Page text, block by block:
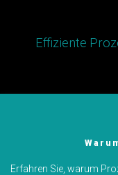
Effiziente
Erfahren Sie, warum